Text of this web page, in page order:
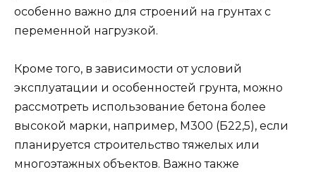
особенно важно для строений на грунтах с
переменной нагрузкой.
Кроме того, в зависимости от условий
эксплуатации и особенностей грунта, можно
рассмотреть использование бетона более
высокой марки, например, М300 (Б22,5), если
планируется строительство тяжелых или
многоэтажных объектов. Важно также